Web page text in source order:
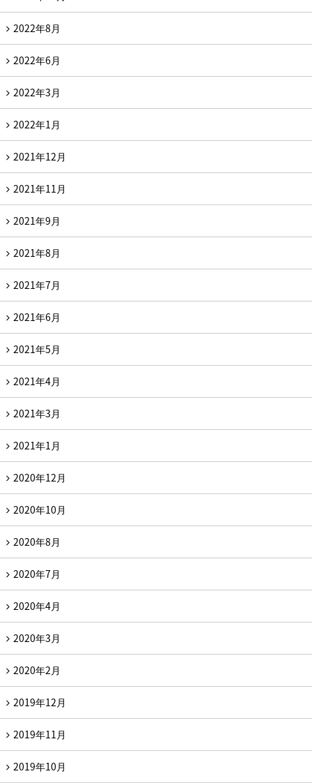
2022年8月
2022年6月
2022年3月
2022年1月
2021年12月
2021年11月
2021年9月
2021年8月
2021年7月
2021年6月
2021年5月
2021年4月
2021年3月
2021年1月
2020年12月
2020年10月
2020年8月
2020年7月
2020年4月
2020年3月
2020年2月
2019年12月
2019年11月
2019年10月